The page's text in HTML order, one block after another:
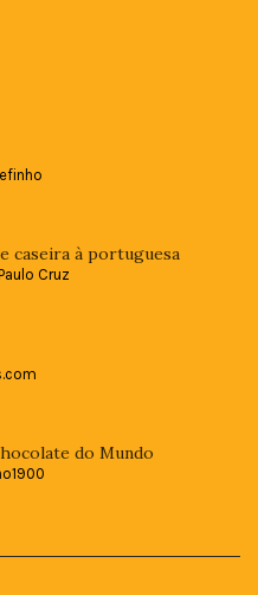
caseira à portuguesa
Cruz
do Mundo